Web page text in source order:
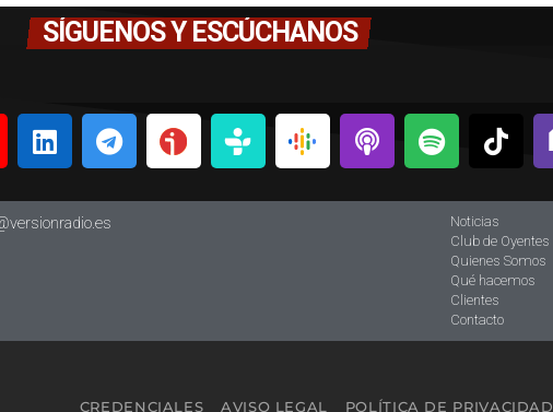
SÍGUENOS Y ESCÚCHANOS
Noticias
Club de Oyentes
Quienes Somos
Qué hacemos
Clientes
Contacto
CREDENCIALES AVISO LEGAL POLÍTICA DE PRIVACIDAD